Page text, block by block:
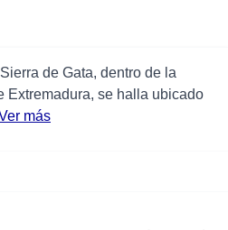
de Gata, dentro de la
Extremadura, se halla ubicado
más